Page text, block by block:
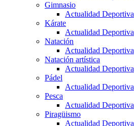
Gimnasio
Actualidad Deportiva
Kárate
Actualidad Deportiva
Natación
Actualidad Deportiva
Natación artística
Actualidad Deportiva
Pádel
Actualidad Deportiva
Pesca
Actualidad Deportiva
Piragüismo
Actualidad Deportiva